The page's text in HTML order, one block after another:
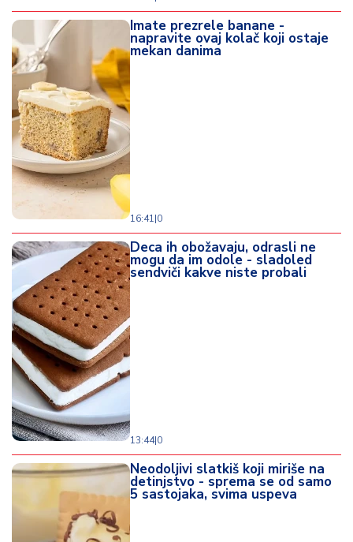
Imate prezrele banane -
napravite ovaj kolač koji ostaje
mekan danima
16:41|0
Deca ih obožavaju, odrasli ne
mogu da im odole - sladoled
sendviči kakve niste probali
13:44|0
Neodoljivi slatkiš koji miriše na
detinjstvo - sprema se od samo
5 sastojaka, svima uspeva